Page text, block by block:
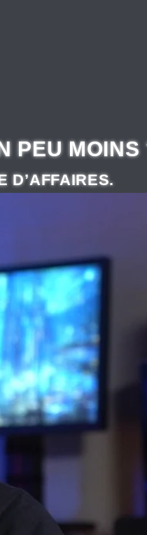
PEU MOINS
D’AFFAIRES.